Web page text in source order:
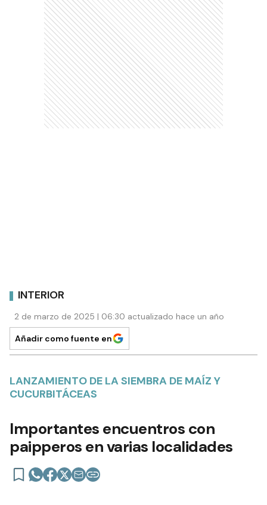
INTERIOR
2 de marzo de 2025 | 06:30 actualizado hace un año
Añadir como fuente en
LANZAMIENTO DE LA SIEMBRA DE MAÍZ Y
CUCURBITÁCEAS
Importantes encuentros con
paipperos en varias localidades